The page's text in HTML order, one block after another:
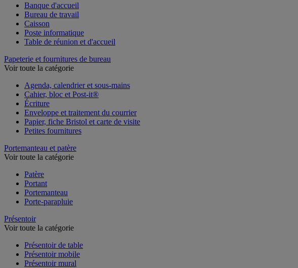
Banque d'accueil
Bureau de travail
Caisson
Poste informatique
Table de réunion et d'accueil
Papeterie et fournitures de bureau
Voir toute la catégorie
Agenda, calendrier et sous-mains
Cahier, bloc et Post-it®
Écriture
Enveloppe et traitement du courrier
Papier, fiche Bristol et carte de visite
Petites fournitures
Portemanteau et patère
Voir toute la catégorie
Patère
Portant
Portemanteau
Porte-parapluie
Présentoir
Voir toute la catégorie
Présentoir de table
Présentoir mobile
Présentoir mural